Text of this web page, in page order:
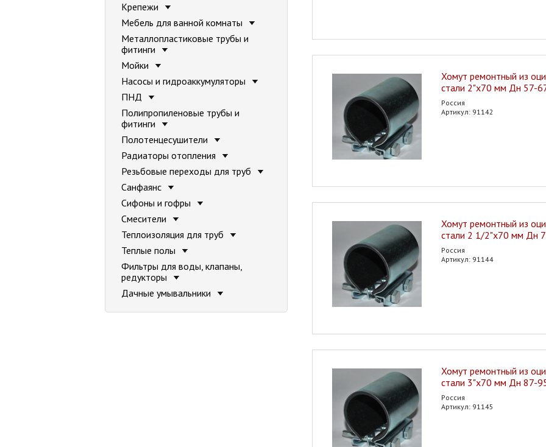
Хомут ремонтный из
стали 2"х70 мм Дн 57-
Россия
Артикул: 91142
Хомут ремонтный из
стали 2 1/2"х70 мм Дн
Россия
Артикул: 91144
Хомут ремонтный из
стали 3"х70 мм Дн 87-
Россия
Артикул: 91145
Крепежи
Мебель для ванной комнаты
Металлопластиковые трубы и
фитинги
Мойки
Насосы и гидроаккумуляторы
ПНД
Полипропиленовые трубы и
фитинги
Полотенцесушители
Радиаторы отопления
Резьбовые переходы для труб
Санфаянс
Сифоны и гофры
Смесители
Теплоизоляция для труб
Теплые полы
Фильтры для воды, клапаны,
редукторы
Дачные умывальники